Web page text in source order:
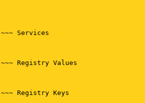
########## EOF -
~~~ Services
~~~ Registry Values
~~~ Registry Keys